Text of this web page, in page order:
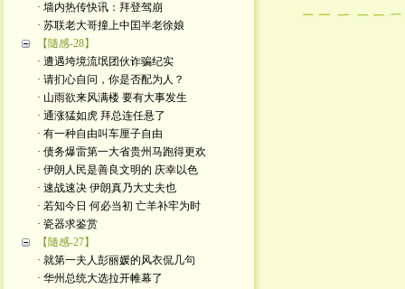
· 墙内热传快讯：拜登驾崩
· 苏联老大哥撞上中囯半老徐娘
【隨感-28】
· 遭遇垮境流氓团伙诈骗纪实
· 请扪心自问，你是否配为人？
· 山雨欲来风满楼 要有大事发生
· 通涨猛如虎 拜总连任悬了
· 有一种自由叫车厘子自由
· 债务爆雷第一大省贵州马跑得更欢
· 伊朗人民是善良文明的 庆幸以色
· 速战速决 伊朗真乃大丈夫也
· 若知今日 何必当初 亡羊补牢为时
· 瓷器求鉴赏
【隨感-27】
· 就第一夫人彭丽媛的风衣侃几句
· 华州总统大选拉开帷幕了